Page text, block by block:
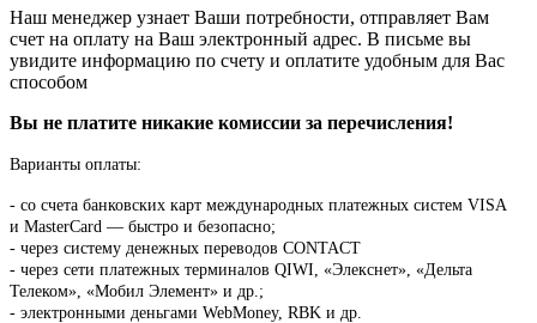
Наш менеджер узнает Ваши потребности, отправляет Вам
счет на оплату на Ваш электронный адрес. В письме вы
увидите информацию по счету и оплатите удобным для Вас
способом
Вы не платите никакие комиссии за перечисления!
Варианты оплаты:
- со счета банковских карт международных платежных систем VISA
и MasterCard — быстро и безопасно;
- через систему денежных переводов CONTACT
- через сети платежных терминалов QIWI, «Элекснет», «Дельта
Телеком», «Мобил Элемент» и др.;
- электронными деньгами WebMoney, RBK и др.